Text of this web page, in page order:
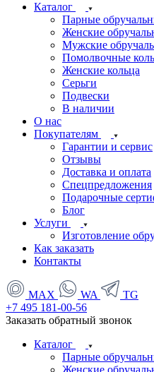
Каталог
Парные
Женские
Мужские
Помолвочные
Женские кольца
Серьги
Подвески
В наличии
О нас
Покупателям
Гарантии и сервис
Отзывы
Доставка и оплата
Спецпредложения
Подарочные
Блог
Услуги
Изготовление
Как заказать
Контакты
MAX WA
TG
+7 495 181-00-56
Заказать обратный звонок
Каталог
Парные
Женские